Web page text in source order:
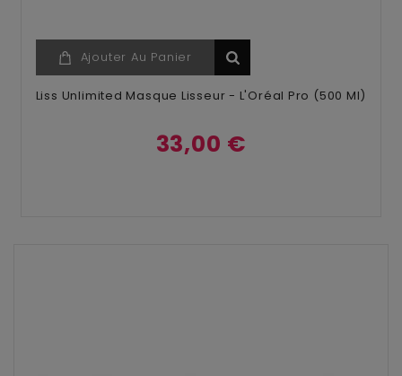
Ajouter Au Panier
Liss Unlimited Masque Lisseur - L'Oréal Pro (500 Ml)
33,00 €